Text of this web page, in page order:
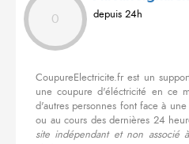
0 depuis 24h
CoupureElectricite.fr est un
une coupure d'éléctricité en ce
d'autres personnes font face à
ou au cours des dernières 24
site indépendant et non associé